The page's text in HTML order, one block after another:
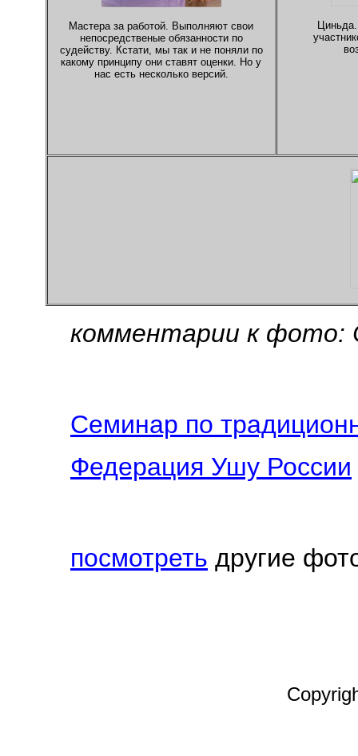
Мастера за работой. Выполняют свои
непосредственые обязанности по
судейству. Кстати, мы так и не поняли по
какому принципу они ставят оценки. Но у
нас есть несколько версий.
комментарии к фото:
Семинар по
Федерация Ушу России
посмотреть другие